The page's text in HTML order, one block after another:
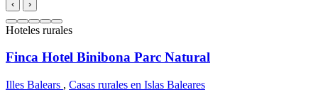
‹ ›
Hoteles rurales
Finca Hotel Binibona Parc Natural
Illes Balears , Casas rurales en Islas Baleares